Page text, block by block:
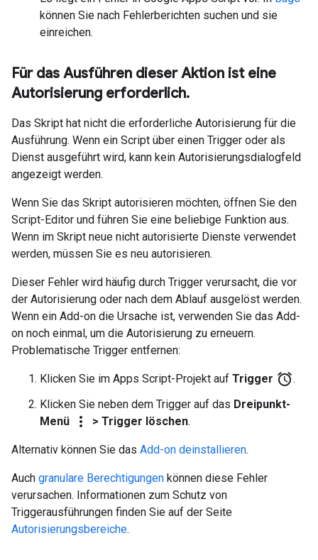
können Sie nach Fehlerberichten suchen und sie
einreichen.
Für das Ausführen dieser Aktion ist eine
Autorisierung erforderlich.
Das Skript hat nicht die erforderliche Autorisierung für die
Ausführung. Wenn ein Script über einen Trigger oder als
Dienst ausgeführt wird, kann kein Autorisierungsdialogfeld
angezeigt werden.
Wenn Sie das Skript autorisieren möchten, öffnen Sie den
Script-Editor und führen Sie eine beliebige Funktion aus.
Wenn im Skript neue nicht autorisierte Dienste verwendet
werden, müssen Sie es neu autorisieren.
Dieser Fehler wird häufig durch Trigger verursacht, die vor
der Autorisierung oder nach dem Ablauf ausgelöst werden.
Wenn ein Add-on die Ursache ist, verwenden Sie das Add-
on noch einmal, um die Autorisierung zu erneuern.
Problematische Trigger entfernen:
Klicken Sie im Apps Script-Projekt auf Trigger alarm.
Klicken Sie neben dem Trigger auf das Dreipunkt-
Menü
more_vert > Trigger löschen.
Alternativ können Sie das Add-on deinstallieren.
Auch granulare Berechtigungen können diese Fehler
verursachen. Informationen zum Schutz von
Triggerausführungen finden Sie auf der Seite
Autorisierungsbereiche.